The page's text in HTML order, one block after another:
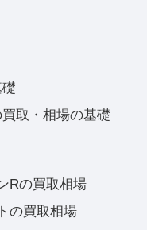
取・相場の基礎
Rの買取相場
の買取相場